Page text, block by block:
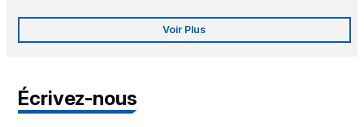
Voir Plus
Écrivez-nous